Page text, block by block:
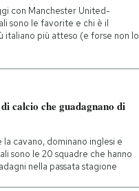
con Manchester United-
sono le favorite e chi è il
italiano più atteso (e forse non lo
calcio che guadagnano di
la cavano, dominano inglesi e
sono le 20 squadre che hanno
nella passata stagione